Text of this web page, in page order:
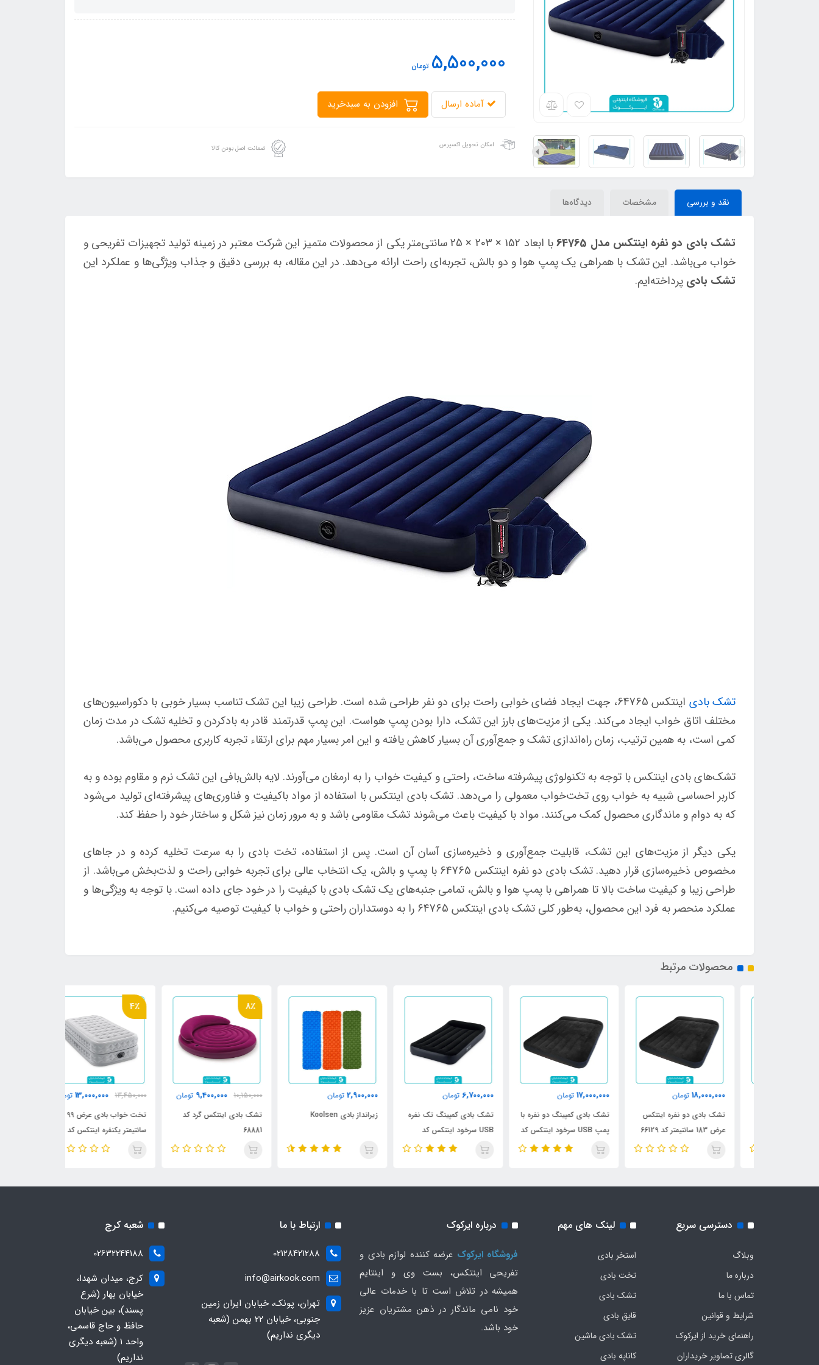
5,500,000 تومان
آماده ارسال
امکان تحویل اکسپرس ضمانت اصل بودن کالا
نقد و بررسی مشخصات دیدگاه‌ها
تشک بادی دو نفره اینتکس مدل 64765
با ابعاد 152 × 203 × 25 سانتی‌متر یکی از محصولات متمیز این شرکت معتبر در زمینه تولید تجهیزات تفریحی و
خواب می‌باشد. این تشک با همراهی یک پمپ هوا و دو بالش، تجربه‌ای راحت ارائه می‌دهد. در این مقاله، به بررسی دقیق و جذاب ویژگی‌ها و عملکرد این
تشک بادی پرداخته‌ایم.
تشک بادی
اینتکس 64765، جهت ایجاد فضای خوابی راحت برای دو نفر طراحی شده است. طراحی زیبا این تشک تناسب بسیار خوبی با دکوراسیون‌های
مختلف اتاق خواب ایجاد می‌کند. یکی از مزیت‌های بارز این تشک، دارا بودن پمپ هواست. این پمپ قدرتمند قادر به بادکردن و تخلیه تشک در مدت زمان
کمی است، به همین ترتیب، زمان راه‌اندازی تشک و جمع‌آوری آن بسیار کاهش یافته و این امر بسیار مهم برای ارتقاء تجربه کاربری محصول می‌باشد.
تشک‌های بادی اینتکس با توجه به تکنولوژی پیشرفته ساخت، راحتی و کیفیت خواب را به ارمغان می‌آورند. لایه بالش‌بافی این تشک نرم و مقاوم بوده و به
کاربر احساسی شبیه به خواب روی تخت‌خواب معمولی را می‌دهد. تشک بادی اینتکس با استفاده از مواد باکیفیت و فناوری‌های پیشرفته‌ای تولید می‌شود
که به دوام و ماندگاری محصول کمک می‌کنند. مواد با کیفیت باعث می‌شوند تشک مقاومی باشد و به مرور زمان نیز شکل و ساختار خود را حفظ کند.
یکی دیگر از مزیت‌های این تشک، قابلیت جمع‌آوری و ذخیره‌سازی آسان آن است. پس از استفاده، تخت بادی را به سرعت تخلیه کرده و در جاهای
مخصوص ذخیره‌سازی قرار دهید. تشک بادی دو نفره اینتکس 64765 با پمپ و بالش، یک انتخاب عالی برای تجربه خوابی راحت و لذت‌بخش می‌باشد. از
طراحی زیبا و کیفیت ساخت بالا تا همراهی با پمپ هوا و بالش، تمامی جنبه‌های یک تشک بادی با کیفیت را در خود جای داده است. با توجه به ویژگی‌ها و
عملکرد منحصر به فرد این محصول، به‌طور کلی تشک بادی اینتکس 64765 را به دوستداران راحتی و خواب با کیفیت توصیه می‌کنیم.
محصولات مرتبط
18,000,000 تومان
تشک بادی دو نفره اینتکس
17,000,000 تومان
تشک بادی کمپینگ دو نفره با
پمپ USB سرخود اینتکس کد
6,700,000 تومان
تشک بادی کمپینگ تک نفره
USB سرخود اینتکس کد
2,900,000 تومان
زیرانداز بادی Koolsen
10,150,000
9,400,000 تومان
تشک بادی اینتکس گرد کد
13,450,000
13,000,000 تومان
تخت خواب بادی عرض 99
سانتیمتر یکنفره اینتکس کد
دسترسی سریع
وبلاگ
درباره ما
تماس با ما
شرایط و قوانین
راهنمای خرید از ایرکوک
گالری تصاویر خریداران
لینک های مهم
استخر بادی
تخت بادی
تشک بادی
قایق بادی
تشک بادی ماشین
کاناپه بادی
درباره ایرکوک
فروشگاه ایرکوک عرضه کننده لوازم بادی و
تفریحی اینتکس، بست وی و اینتایم
همیشه در تلاش است تا با خدمات عالی
خود نامی ماندگار در ذهن مشتریان عزیز
خود باشد.
ارتباط با ما
02128421288
info@airkook.com
تهران، پونک، خیابان ایران زمین
جنوبی، خیابان 22 بهمن (شعبه
دیگری نداریم)
شعبه کرج
02632244188
کرج، میدان شهدا،
خیابان بهار (شرع
پسند)، بین خیابان
حافظ و حاج قاسمی،
واحد ۱ (شعبه دیگری
نداریم)